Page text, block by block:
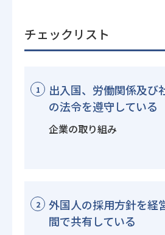
チェックリスト
1
出入国、労働関係及び
の法令を遵守している
企業の取り組み
2
外国人の採用方針を経
間で共有している